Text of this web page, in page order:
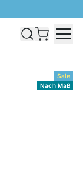
Sale
Nach Maß